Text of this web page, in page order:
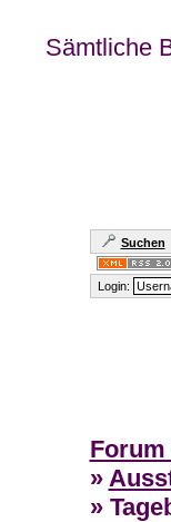
Sämtliche
Suchen
Login:
»
»